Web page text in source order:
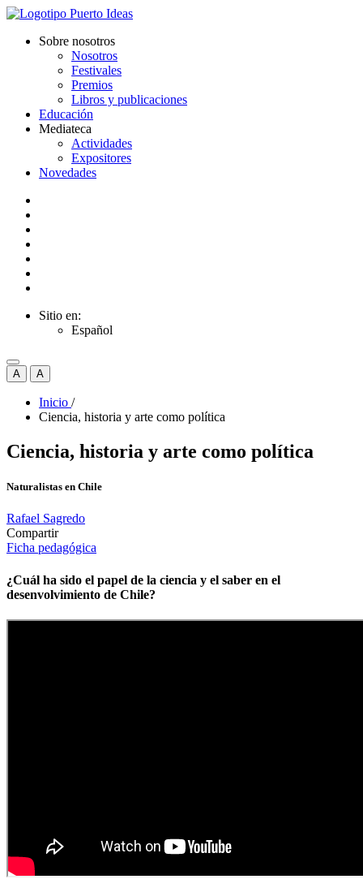
Sobre nosotros
Nosotros
Festivales
Premios
Libros y publicaciones
Educación
Mediateca
Actividades
Expositores
Novedades
Sitio en:
Español
A A
Inicio /
Ciencia, historia y arte como política
Ciencia, historia y arte como política
Naturalistas en Chile
Rafael Sagredo
Compartir
Ficha pedagógica
¿Cuál ha sido el papel de la ciencia y el saber en el
desenvolvimiento de Chile?